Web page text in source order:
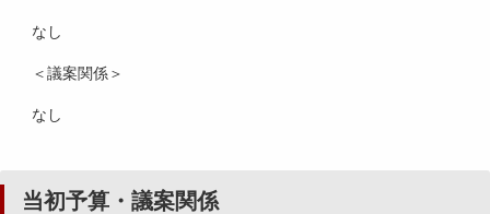
なし
＜議案関係＞
なし
当初予算・議案関係